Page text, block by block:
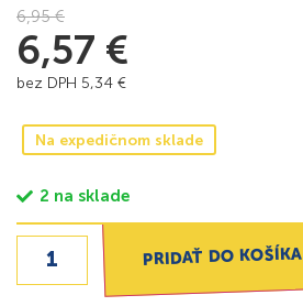
6,95€
6,57 €
bez DPH 5,34 €
Na expedičnom sklade
2 na sklade
PRIDAŤ DO KOŠÍKA